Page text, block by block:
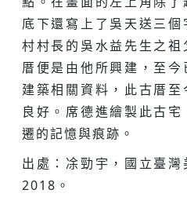
底下還寫上了吳天送三
村村長的吳水益先生之
厝便是由他所興建，至
建築相關資料，此古厝
良好。席德進繪製此古
遷的記憶與痕跡。
出處：凃勁宇，國立臺灣
2018。